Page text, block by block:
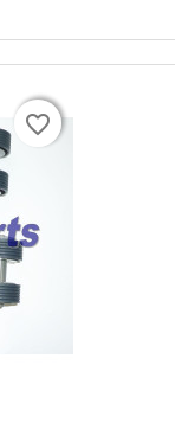
favorite_border
favorite_border